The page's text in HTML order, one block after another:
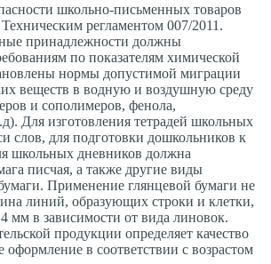
школьно-письменных товаров
регламентом 007/2011.
принадлежности должны
по показателям химической
нормы допустимой миграции
веществ в водную и воздушную среду
и сополимеров, фенола,
Для изготовления тетрадей школьных
слов, для подготовки дошкольников к
школьных дневников должна
писчая, а также другие виды
Применение глянцевой бумаги не
линий, образующих строки и клетки,
мм в зависимости от вида линовок.
продукции определяет качество
в соответствии с возрастом